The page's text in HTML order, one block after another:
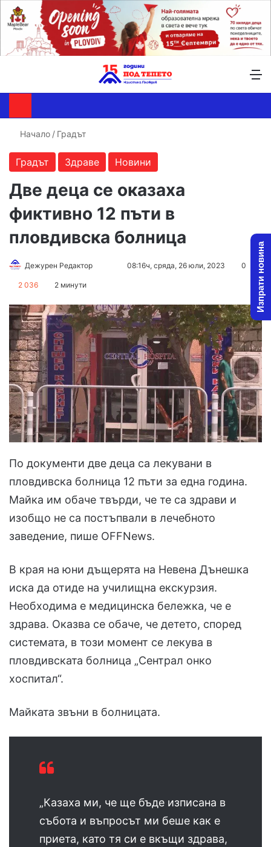
Начало / Градът
Градът Здраве Новини
Две деца се оказаха
фиктивно 12 пъти в
пловдивска болница
Дежурен Редактор
Send08:16ч, сряда, 26 юли, 2023 0
2 036 2 минути
По документи две деца са лекувани в
пловдивска болница 12 пъти за една година.
Майка им обаче твърди, че те са здрави и
изобщо не са постъпвали в лечебното
заведение, пише OFFNews.
В края на юни дъщерята на Невена Дънешка
иска да отиде на училищна екскурзия.
Необходима е медицинска бележка, че е
здрава. Оказва се обаче, че детето, според
системата, в този момент се лекува в
пловдивската болница „Сентрал онко
хоспитал“.
Майката звъни в болницата.
„Казаха ми, че ще бъде изписана в
събота и въпросът ми беше как е
приета, като тя си е вкъщи здрава,
Изпрати новина